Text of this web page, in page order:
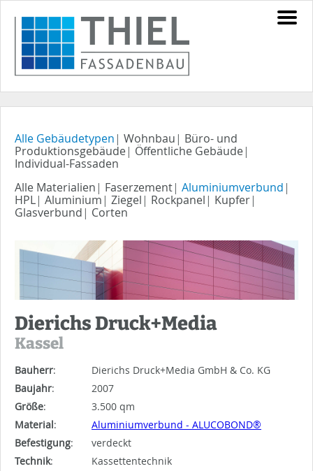
Alle Gebäudetypen | Wohnbau | Büro- und
Produktionsgebäude| Öffentliche Gebäude|
Individual-Fassaden
Alle Materialien | Faserzement| Aluminiumverbund |
HPL| Aluminium | Ziegel | Rockpanel | Kupfer|
Glasverbund | Corten
Dierichs Druck+Media
Kassel
Bauherr:
Dierichs Druck+Media GmbH & Co. KG
Baujahr:
2007
Größe:
3.500 qm
Material:
Aluminiumverbund - ALUCOBOND®
Befestigung:
verdeckt
Technik:
Kassettentechnik